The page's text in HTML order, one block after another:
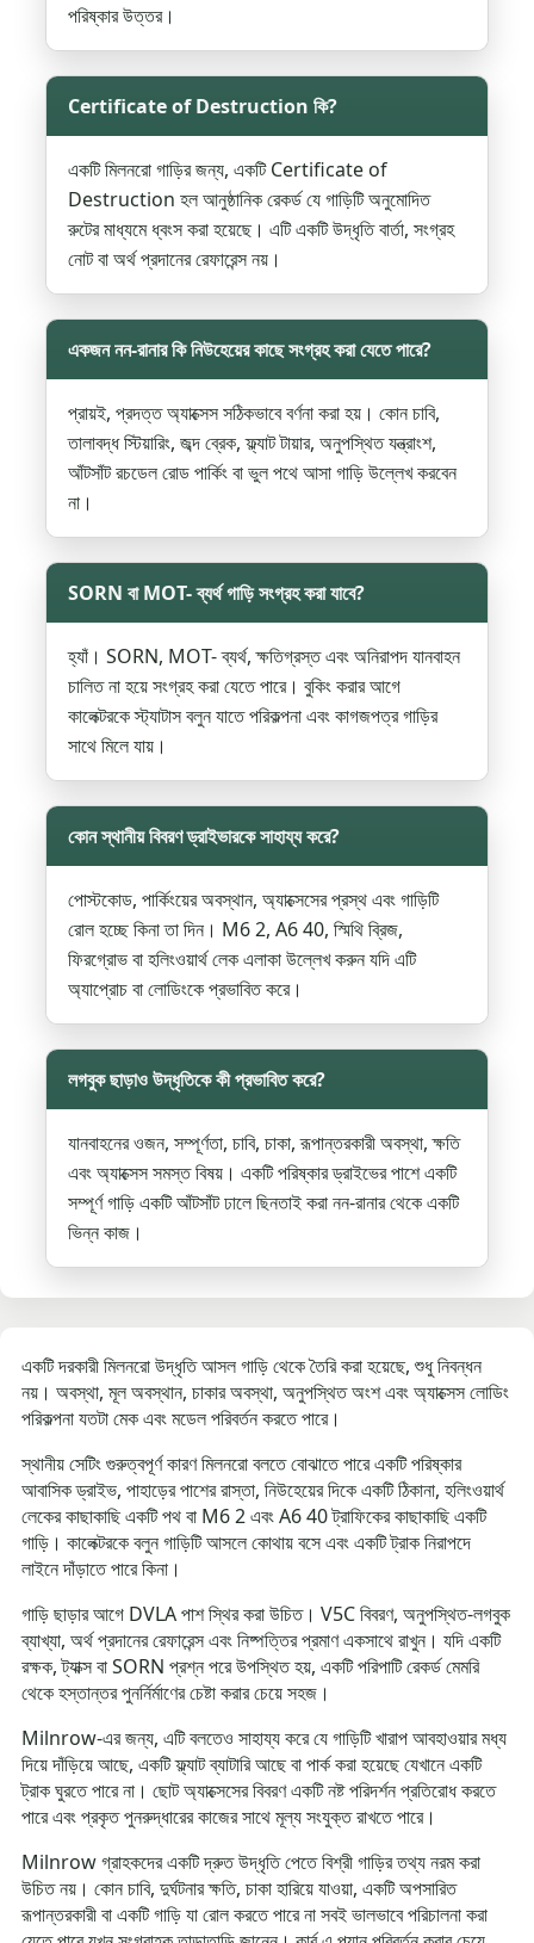
পরিষ্কার উত্তর।
Certificate of Destruction কি?
একটি মিলনরো গাড়ির জন্য, একটি Certificate of
Destruction হল আনুষ্ঠানিক রেকর্ড যে গাড়িটি অনুমোদিত
রুটের মাধ্যমে ধ্বংস করা হয়েছে। এটি একটি উদ্ধৃতি বার্তা, সংগ্রহ
নোট বা অর্থ প্রদানের রেফারেন্স নয়।
একজন নন-রানার কি নিউহেয়ের কাছে সংগ্রহ করা যেতে পারে?
প্রায়ই, প্রদত্ত অ্যাক্সেস সঠিকভাবে বর্ণনা করা হয়। কোন চাবি,
তালাবদ্ধ স্টিয়ারিং, জব্দ ব্রেক, ফ্ল্যাট টায়ার, অনুপস্থিত যন্ত্রাংশ,
আঁটসাঁট রচডেল রোড পার্কিং বা ভুল পথে আসা গাড়ি উল্লেখ করবেন
না।
SORN বা MOT- ব্যর্থ গাড়ি সংগ্রহ করা যাবে?
হ্যাঁ। SORN, MOT- ব্যর্থ, ক্ষতিগ্রস্ত এবং অনিরাপদ যানবাহন
চালিত না হয়ে সংগ্রহ করা যেতে পারে। বুকিং করার আগে
কালেক্টরকে স্ট্যাটাস বলুন যাতে পরিকল্পনা এবং কাগজপত্র গাড়ির
সাথে মিলে যায়।
কোন স্থানীয় বিবরণ ড্রাইভারকে সাহায্য করে?
পোস্টকোড, পার্কিংয়ের অবস্থান, অ্যাক্সেসের প্রস্থ এবং গাড়িটি
রোল হচ্ছে কিনা তা দিন। M6 2, A6 40, স্মিথি ব্রিজ,
ফিরগ্রোভ বা হলিংওয়ার্থ লেক এলাকা উল্লেখ করুন যদি এটি
অ্যাপ্রোচ বা লোডিংকে প্রভাবিত করে।
লগবুক ছাড়াও উদ্ধৃতিকে কী প্রভাবিত করে?
যানবাহনের ওজন, সম্পূর্ণতা, চাবি, চাকা, রূপান্তরকারী অবস্থা, ক্ষতি
এবং অ্যাক্সেস সমস্ত বিষয়। একটি পরিষ্কার ড্রাইভের পাশে একটি
সম্পূর্ণ গাড়ি একটি আঁটসাঁট ঢালে ছিনতাই করা নন-রানার থেকে একটি
ভিন্ন কাজ।
একটি দরকারী মিলনরো উদ্ধৃতি আসল গাড়ি থেকে তৈরি করা হয়েছে, শুধু নিবন্ধন
নয়। অবস্থা, মূল অবস্থান, চাকার অবস্থা, অনুপস্থিত অংশ এবং অ্যাক্সেস লোডিং
পরিকল্পনা যতটা মেক এবং মডেল পরিবর্তন করতে পারে।
স্থানীয় সেটিং গুরুত্বপূর্ণ কারণ মিলনরো বলতে বোঝাতে পারে একটি পরিষ্কার
আবাসিক ড্রাইভ, পাহাড়ের পাশের রাস্তা, নিউহেয়ের দিকে একটি ঠিকানা, হলিংওয়ার্থ
লেকের কাছাকাছি একটি পথ বা M6 2 এবং A6 40 ট্রাফিকের কাছাকাছি একটি
গাড়ি। কালেক্টরকে বলুন গাড়িটি আসলে কোথায় বসে এবং একটি ট্রাক নিরাপদে
লাইনে দাঁড়াতে পারে কিনা।
গাড়ি ছাড়ার আগে DVLA পাশ স্থির করা উচিত। V5C বিবরণ, অনুপস্থিত-লগবুক
ব্যাখ্যা, অর্থ প্রদানের রেফারেন্স এবং নিষ্পত্তির প্রমাণ একসাথে রাখুন। যদি একটি
রক্ষক, ট্যাক্স বা SORN প্রশ্ন পরে উপস্থিত হয়, একটি পরিপাটি রেকর্ড মেমরি
থেকে হস্তান্তর পুনর্নির্মাণের চেষ্টা করার চেয়ে সহজ।
Milnrow-এর জন্য, এটি বলতেও সাহায্য করে যে গাড়িটি খারাপ আবহাওয়ার মধ্য
দিয়ে দাঁড়িয়ে আছে, একটি ফ্ল্যাট ব্যাটারি আছে বা পার্ক করা হয়েছে যেখানে একটি
ট্রাক ঘুরতে পারে না। ছোট অ্যাক্সেসের বিবরণ একটি নষ্ট পরিদর্শন প্রতিরোধ করতে
পারে এবং প্রকৃত পুনরুদ্ধারের কাজের সাথে মূল্য সংযুক্ত রাখতে পারে।
Milnrow গ্রাহকদের একটি দ্রুত উদ্ধৃতি পেতে বিশ্রী গাড়ির তথ্য নরম করা
উচিত নয়। কোন চাবি, দুর্ঘটনার ক্ষতি, চাকা হারিয়ে যাওয়া, একটি অপসারিত
রূপান্তরকারী বা একটি গাড়ি যা রোল করতে পারে না সবই ভালভাবে পরিচালনা করা